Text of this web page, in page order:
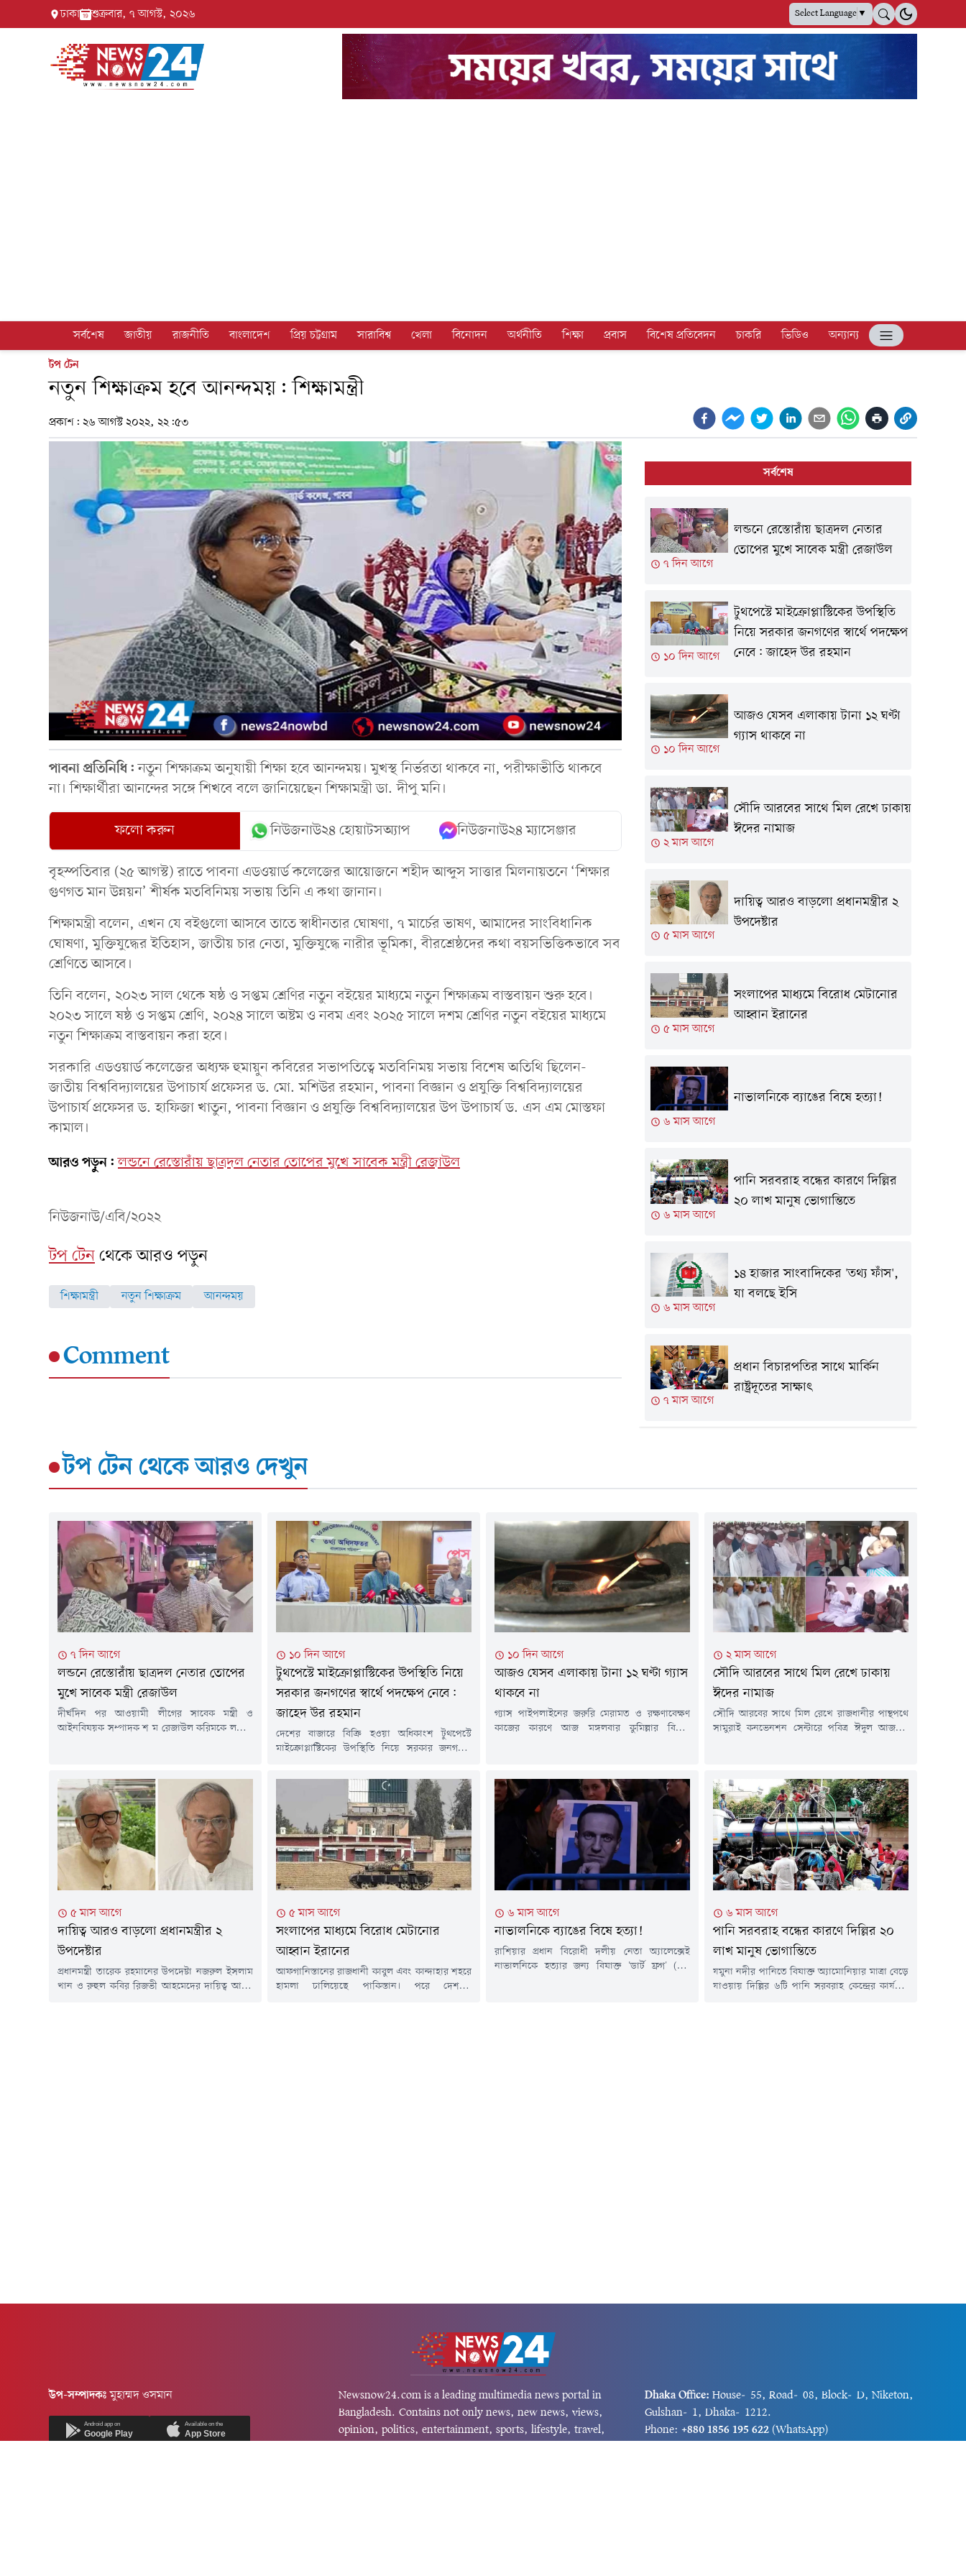
ঢাকা শুক্রবার, ৭ আগস্ট, ২০২৬ Select Language▼
সর্বশেষ জাতীয় রাজনীতি বাংলাদেশ প্রিয় চট্টগ্রাম সারাবিশ্ব খেলা বিনোদন অর্থনীতি শিক্ষা প্রবাস বিশেষ প্রতিবেদন চাকরি ভিডিও
অন্যান্য
টপ টেন
নতুন শিক্ষাক্রম হবে আনন্দময়: শিক্ষামন্ত্রী
প্রকাশ: ২৬ আগস্ট ২০২২, ২২:৫৩
পাবনা প্রতিনিধি:নতুন শিক্ষাক্রম অনুযায়ী শিক্ষা হবে আনন্দময়। মুখস্থ নির্ভরতা থাকবে না, পরীক্ষাভীতি থাকবে
না। শিক্ষার্থীরা আনন্দের সঙ্গে শিখবে বলে জানিয়েছেন শিক্ষামন্ত্রী ডা. দীপু মনি।
ফলো করুন নিউজনাউ২৪ হোয়াটসঅ্যাপ নিউজনাউ২৪ ম্যাসেঞ্জার
বৃহস্পতিবার (২৫ আগস্ট) রাতে পাবনা এডওয়ার্ড কলেজের আয়োজনে শহীদ আব্দুস সাত্তার মিলনায়তনে ‘শিক্ষার
গুণগত মান উন্নয়ন’ শীর্ষক মতবিনিময় সভায় তিনি এ কথা জানান।
শিক্ষামন্ত্রী বলেন, এখন যে বইগুলো আসবে তাতে স্বাধীনতার ঘোষণা, ৭ মার্চের ভাষণ, আমাদের সাংবিধানিক
ঘোষণা, মুক্তিযুদ্ধের ইতিহাস, জাতীয় চার নেতা, মুক্তিযুদ্ধে নারীর ভূমিকা, বীরশ্রেষ্ঠদের কথা বয়সভিত্তিকভাবে সব
শ্রেণিতে আসবে।
তিনি বলেন, ২০২৩ সাল থেকে ষষ্ঠ ও সপ্তম শ্রেণির নতুন বইয়ের মাধ্যমে নতুন শিক্ষাক্রম বাস্তবায়ন শুরু হবে।
২০২৩ সালে ষষ্ঠ ও সপ্তম শ্রেণি, ২০২৪ সালে অষ্টম ও নবম এবং ২০২৫ সালে দশম শ্রেণির নতুন বইয়ের মাধ্যমে
নতুন শিক্ষাক্রম বাস্তবায়ন করা হবে।
সরকারি এডওয়ার্ড কলেজের অধ্যক্ষ হুমায়ুন কবিরের সভাপতিত্বে মতবিনিময় সভায় বিশেষ অতিথি ছিলেন-
জাতীয় বিশ্ববিদ্যালয়ের উপাচার্য প্রফেসর ড. মো. মশিউর রহমান, পাবনা বিজ্ঞান ও প্রযুক্তি বিশ্ববিদ্যালয়ের
উপাচার্য প্রফেসর ড. হাফিজা খাতুন, পাবনা বিজ্ঞান ও প্রযুক্তি বিশ্ববিদ্যালয়ের উপ উপাচার্য ড. এস এম মোস্তফা
কামাল।
আরও পড়ুন: লন্ডনে রেস্তোরাঁয় ছাত্রদল নেতার তোপের মুখে সাবেক মন্ত্রী রেজাউল
নিউজনাউ/এবি/২০২২
টপ টেনথেকে আরও পড়ুন
শিক্ষামন্ত্রী নতুন শিক্ষাক্রম আনন্দময়
Comment
সর্বশেষ
৭ দিন আগে
লন্ডনে রেস্তোরাঁয় ছাত্রদল নেতার
তোপের মুখে সাবেক মন্ত্রী রেজাউল
১০ দিন আগে
টুথপেস্টে মাইক্রোপ্লাস্টিকের উপস্থিতি
নিয়ে সরকার জনগণের স্বার্থে পদক্ষেপ
নেবে: জাহেদ উর রহমান
১০ দিন আগে
আজও যেসব এলাকায় টানা ১২ ঘণ্টা
গ্যাস থাকবে না
২ মাস আগে
সৌদি আরবের সাথে মিল রেখে ঢাকায়
ঈদের নামাজ
৫ মাস আগে
দায়িত্ব আরও বাড়লো প্রধানমন্ত্রীর ২
উপদেষ্টার
৫ মাস আগে
সংলাপের মাধ্যমে বিরোধ মেটানোর
আহ্বান ইরানের
৬ মাস আগে
নাভালনিকে ব্যাঙের বিষে হত্যা!
৬ মাস আগে
পানি সরবরাহ বন্ধের কারণে দিল্লির
২০ লাখ মানুষ ভোগান্তিতে
৬ মাস আগে
১৪ হাজার সাংবাদিকের 'তথ্য ফাঁস',
যা বলছে ইসি
৭ মাস আগে
প্রধান বিচারপতির সাথে মার্কিন
রাষ্ট্রদূতের সাক্ষাৎ
টপ টেনথেকে আরও দেখুন
৭ দিন আগে
লন্ডনে রেস্তোরাঁয় ছাত্রদল নেতার তোপের
মুখে সাবেক মন্ত্রী রেজাউল
দীর্ঘদিন পর আওয়ামী লীগের সাবেক মন্ত্রী ও
আইনবিষয়ক সম্পাদক শ ম রেজাউল করিমকে লন্ডনে
রেজাউল করিম। এক ছাত্রদল নেতা তাকে উদ্দেশ করে
বলতে থাকেন, ১৭ বছর ধরে...
১০ দিন আগে
টুথপেস্টে মাইক্রোপ্লাস্টিকের উপস্থিতি নিয়ে
সরকার জনগণের স্বার্থে পদক্ষেপ নেবে:
জাহেদ উর রহমান
দেশের বাজারে বিক্রি হওয়া অধিকাংশ টুথপেস্টে
মাইক্রোপ্লাস্টিকের উপস্থিতি নিয়ে সরকার জনগণের
তথ্য ও সম্প্রচার উপদেষ্টা জাহেদ উর রহমান।মঙ্গলবার
(২৮ জুলাই) সচিবালয়ে সরকারের সাম্প্রতিক
কর্মকাণ্ডের তথ্য জানাতে আয়োজিত নিয়মিত সংবাদ
সম্মেলনে এক প্রশ্নের জবাবে এ কথা জানান তিনি।
দেশের বাজারে বিক্রি হওয়া বেশিরভাগ টুথপেস্টেই
মাইক্রোপ্লাস্টিকের উপস্থিতি...
১০ দিন আগে
আজও যেসব এলাকায় টানা ১২ ঘণ্টা গ্যাস
থাকবে না
গ্যাস পাইপলাইনের জরুরি মেরামত ও রক্ষণাবেক্ষণ
কাজের কারণে আজ মঙ্গলবার কুমিল্লার বিভিন্ন
ডিস্ট্রিবিউশন কোম্পানি লিমিটেডের আওতাধীন
এলাকায় পর্যায়ক্রমে এ রক্ষণাবেক্ষণ কাজ পরিচালিত
হবে। এ কারণে ২৮ জুলাই (মঙ্গলবার)...
২ মাস আগে
সৌদি আরবের সাথে মিল রেখে ঢাকায়
ঈদের নামাজ
সৌদি আরবের সাথে মিল রেখে রাজধানীর পান্থপথে
সামুরাই কনভেনশন সেন্টারে পবিত্র ঈদুল আজহার
এতে অংশ নেন কয়েকশ মুসল্লি।সৌদি আরবের সাথে
মিল রেখে রাজধানীর পান্থপথে সামুরাই কনভেনশন
সেন্টারে পবিত্র ঈদুল আজহার নামাজ অনুষ্ঠিত...
৫ মাস আগে
দায়িত্ব আরও বাড়লো প্রধানমন্ত্রীর ২
উপদেষ্টার
প্রধানমন্ত্রী তারেক রহমানের উপদেষ্টা নজরুল ইসলাম
খান ও রুহুল কবির রিজভী আহমেদের দায়িত্ব আরও
৫ মাস আগে
সংলাপের মাধ্যমে বিরোধ মেটানোর
আহ্বান ইরানের
আফগানিস্তানের রাজধানী কাবুল এবং কান্দাহার শহরে
হামলা চালিয়েছে পাকিস্তান। পরে দেশটির
৬ মাস আগে
নাভালনিকে ব্যাঙের বিষে হত্যা!
রাশিয়ার প্রধান বিরোধী দলীয় নেতা অ্যালেক্সেই
নাভালনিকে হত্যার জন্য বিষাক্ত 'ডার্ট ফ্রগ' (এক
৬ মাস আগে
পানি সরবরাহ বন্ধের কারণে দিল্লির ২০
লাখ মানুষ ভোগান্তিতে
যমুনা নদীর পানিতে বিষাক্ত অ্যামোনিয়ার মাত্রা বেড়ে
যাওয়ায় দিল্লির ৬টি পানি সরবরাহ কেন্দ্রের কার্যক্রম
উপ-সম্পাদকঃমুহাম্মদ ওসমান
Android app on
Google Play
Available on the
App Store
Newsnow24.com is a leading multimedia news portal in
Bangladesh. Contains not only news, new news, views,
opinion, politics, entertainment, sports, lifestyle, travel,
Dhaka Office: House-55, Road-08, Block-D, Niketon,
Gulshan-1, Dhaka-1212.
Phone: +880 1856 195 622 (WhatsApp)